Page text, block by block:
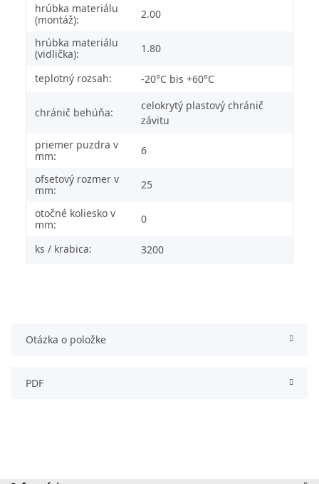
hrúbka materiálu
(montáž):
2.00
hrúbka materiálu
(vidlička):
1.80
teplotný rozsah: -20°C bis +60°C
chránič behúňa:
celokrytý plastový chránič
závitu
priemer puzdra v
mm:
6
ofsetový rozmer v
mm:
25
otočné koliesko v
mm:
0
ks / krabica: 3200
Otázka o položke
PDF